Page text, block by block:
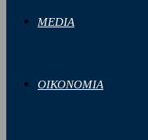
MEDIA
ΟΙΚΟΝΟΜΙΑ